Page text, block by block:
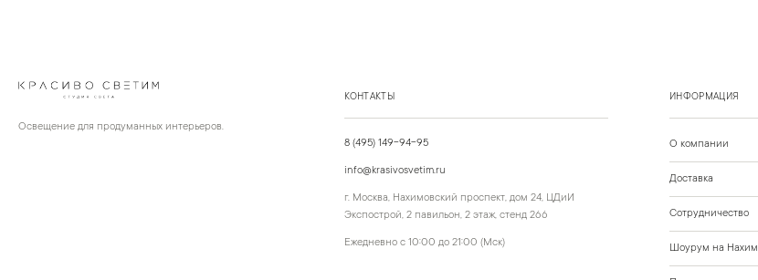
Освещение для продуманных интерьеров.
КОНТАКТЫ
8 (495) 149-94-95
info@krasivosvetim.ru
г. Москва, Нахимовский проспект, дом 24, ЦДиИ
Экспострой, 2 павильон, 2 этаж, стенд 266
Ежедневно с 10:00 до 21:00 (Мск)
ИНФОРМАЦИЯ
О компании
Доставка
Сотрудничество
Шоурум на